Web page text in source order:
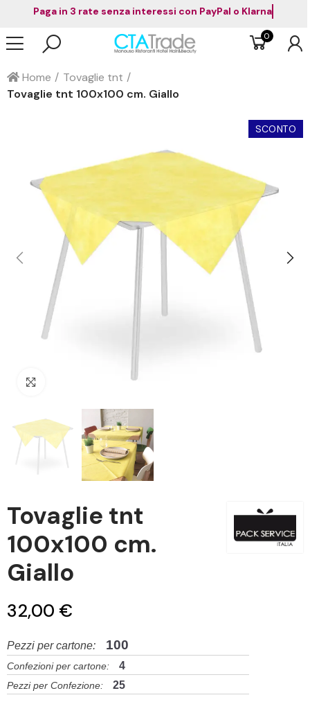
Paga in 3 rate senza interessi con PayPal o Klarna
0
Home
Tovaglie tnt
Tovaglie tnt 100x100 cm. Giallo
SCONTO
Clicca per ingrandire
Tovaglie tnt
100x100 cm.
Giallo
32,00 €
Pezzi per cartone: 100
Confezioni per cartone: 4
Pezzi per Confezione: 25